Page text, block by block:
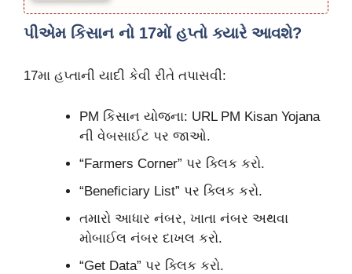
પીએમ કિસાન નો 17મોં હપ્તો ક્યારે આવશે?
17મા હપ્તાની યાદી કેવી રીતે તપાસવી:
PM કિસાન યોજના: URL PM Kisan Yojana
ની વેબસાઈટ પર જાઓ.
“Farmers Corner” પર ક્લિક કરો.
“Beneficiary List” પર ક્લિક કરો.
તમારો આધાર નંબર, ખાતા નંબર અથવા
મોબાઈલ નંબર દાખલ કરો.
“Get Data” પર ક્લિક કરો.